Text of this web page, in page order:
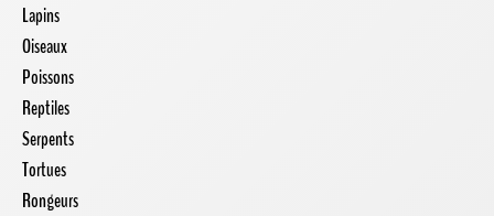
Lapins
Oiseaux
Poissons
Reptiles
Serpents
Tortues
Rongeurs